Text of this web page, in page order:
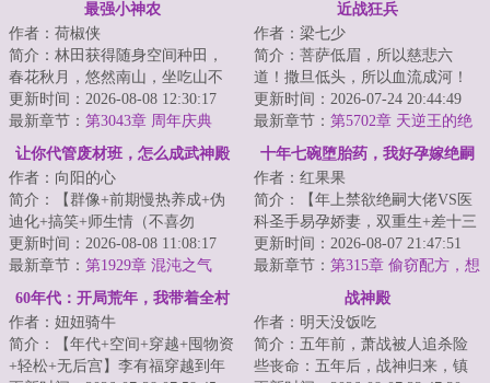
最强小神农
作者：荷椒侠
简介：林田获得随身空间种田，
春花秋月，悠然南山，坐吃山不
空。他只想过好自己的小日子，
实力却不允许他...
更新时间：2026-08-08 12:30:17
最新章节： 第3043章 周年庆典
近战狂兵
作者：梁七少
简介：菩萨低眉，所以慈悲六
道！撒旦低头，所以血流成河！
以撒旦之名，专职杀戮，他要当
最强的那个男人！...
更新时间：2026-07-24 20:44:49
最新章节： 第5702章 天逆王的绝
境！
让你代管废材班，怎么成武神殿
了
作者：向阳的心
简介：【群像+前期慢热养成+伪
迪化+搞笑+师生情（不喜勿
入）】半个月撵走三个班主任。
面对有着人均混世魔...
更新时间：2026-08-08 11:08:17
最新章节： 第1929章 混沌之气
十年七碗堕胎药，我好孕嫁绝嗣
他悔疯了
作者：红果果
简介：【年上禁欲绝嗣大佬VS医
科圣手易孕娇妻，双重生+差十三
岁+打脸虐渣+渣夫火葬场】
&lt;br/&gt; 苏婉...
更新时间：2026-08-07 21:47:51
最新章节： 第315章 偷窃配方，想
60年代：开局荒年，我带着全村
吃肉
作者：妞妞骑牛
简介：【年代+空间+穿越+囤物资
+轻松+无后宫】李有福穿越到年
战神殿
作者：明天没饭吃
简介：五年前，萧战被人追杀险
些丧命：五年后，战神归来，镇